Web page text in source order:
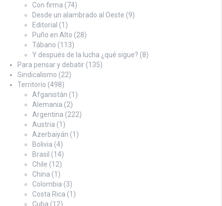
Con firma (74)
Desde un alambrado al Oeste (9)
Editorial (1)
Puño en Alto (28)
Tábano (113)
Y después de la lucha ¿qué sigue? (8)
Para pensar y debatir (135)
Sindicalismo (22)
Territorio (498)
Afganistán (1)
Alemania (2)
Argentina (222)
Austria (1)
Azerbaiyán (1)
Bolivia (4)
Brasil (14)
Chile (12)
China (1)
Colombia (3)
Costa Rica (1)
Cuba (12)